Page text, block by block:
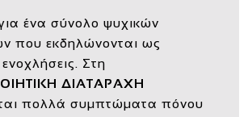
ένα σύνολο ψυχικών
που εκδηλώνονται ως
Στη
ΔΙΑΤΑΡΑΧΗ
πολλά συμπτώματα πόνου